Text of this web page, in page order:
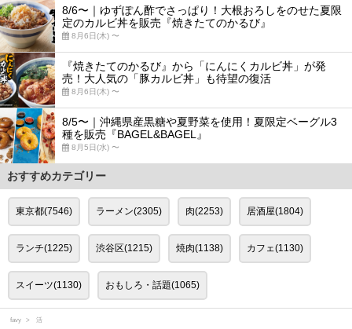
8/6〜｜ゆずぽん酢でさっぱり！大根おろしをのせた夏限
定のカルビ丼を販売『焼きたてのかるび』
8月6日(木) 〜
『焼きたてのかるび』から「にんにくカルビ丼」が発
売！大人気の「豚カルビ丼」も待望の復活
8月6日(木) 〜
8/5〜｜沖縄県産黒糖や夏野菜を使用！夏限定ベーグル3
種を販売『BAGEL&BAGEL』
8月5日(水) 〜
おすすめカテゴリー
東京都(7546) ラーメン(2305) 肉(2253) 居酒屋(1804)
ランチ(1225) 渋谷区(1215) 焼肉(1138) カフェ(1130)
スイーツ(1130) おもしろ・話題(1065)
favy 活